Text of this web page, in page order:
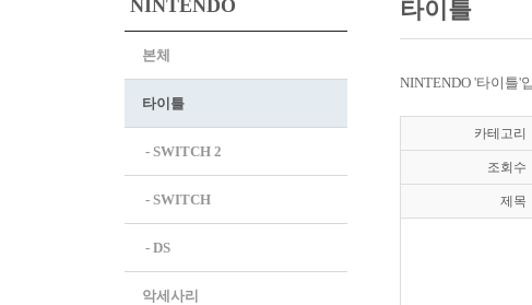
NINTENDO
본체
타이틀
- SWITCH 2
- SWITCH
- DS
악세사리
타이틀
NINTENDO '타이틀'
카테고리
조회수
제목